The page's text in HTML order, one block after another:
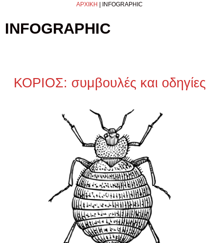
ΑΡΧΙΚΗ | INFOGRAPHIC
INFOGRAPHIC
ΚΟΡΙΟΣ: συμβουλές και οδηγίες